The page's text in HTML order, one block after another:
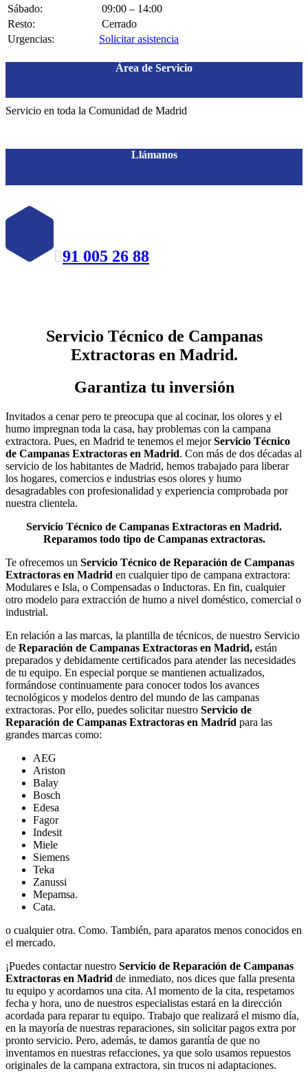
Sábado:
09:00 – 14:00
Resto:
Cerrado
Urgencias:
Solicitar asistencia
Área de Servicio
Servicio en toda la Comunidad de Madrid
Llámanos
91 005 26 88
Servicio Técnico de Campanas
Extractoras en Madrid.
Garantiza tu inversión
Invitados a cenar pero te preocupa que al cocinar, los olores y el
humo impregnan toda la casa, hay problemas con la campana
extractora. Pues, en Madrid te tenemos el mejorServicio Técnico
de Campanas Extractoras en Madrid. Con más de dos décadas al
servicio de los habitantes de Madrid, hemos trabajado para liberar
los hogares, comercios e industrias esos olores y humo
desagradables con profesionalidad y experiencia comprobada por
nuestra clientela.
Servicio Técnico de Campanas Extractoras en Madrid.
Reparamos todo tipo de Campanas extractoras.
Te ofrecemos un Servicio Técnico de Reparación de Campanas
Extractoras en Madrid en cualquier tipo de campana extractora:
Modulares e Isla, o Compensadas o Inductoras. En fin, cualquier
otro modelo para extracción de humo a nivel doméstico, comercial o
industrial.
En relación a las marcas, la plantilla de técnicos, de nuestro Servicio
de Reparación de Campanas Extractoras en Madrid, están
preparados y debidamente certificados para atender las necesidades
de tu equipo. En especial porque se mantienen actualizados,
formándose continuamente para conocer todos los avances
tecnológicos y modelos dentro del mundo de las campanas
extractoras. Por ello, puedes solicitar nuestro Servicio de
Reparación de Campanas Extractoras en Madrid para las
grandes marcas como:
AEG
Ariston
Balay
Bosch
Edesa
Fagor
Indesit
Miele
Siemens
Teka
Zanussi
Mepamsa.
Cata.
o cualquier otra. Como. También, para aparatos menos conocidos en
el mercado.
¡Puedes contactar nuestro Servicio de Reparación de Campanas
Extractoras en Madrid de inmediato, nos dices que falla presenta
tu equipo y acordamos una cita. Al momento de la cita, respetamos
fecha y hora, uno de nuestros especialistas estará en la dirección
acordada para reparar tu equipo. Trabajo que realizará el mismo día,
en la mayoría de nuestras reparaciones, sin solicitar pagos extra por
pronto servicio. Pero, además, te damos garantía de que no
inventamos en nuestras refacciones, ya que solo usamos repuestos
originales de la campana extractora, sin trucos ni adaptaciones.